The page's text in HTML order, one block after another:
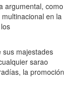
argumental, como
en la
majestades
sarao
la promoción